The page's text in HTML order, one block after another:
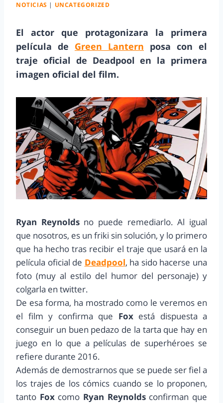
NOTICIAS | UNCATEGORIZED
El actor que protagonizara la primera
película de Green Lantern posa con el
traje oficial de Deadpool en la primera
imagen oficial del film.
Ryan Reynoldsno puede remediarlo. Al igual
que nosotros, es un friki sin solución, y lo primero
que ha hecho tras recibir el traje que usará en la
película oficial de Deadpool, ha sido hacerse una
foto (muy al estilo del humor del personaje) y
colgarla en twitter.
De esa forma, ha mostrado como le veremos en
el film y confirma que Foxestá dispuesta a
conseguir un buen pedazo de la tarta que hay en
juego en lo que a películas de superhéroes se
refiere durante 2016.
Además de demostrarnos que se puede ser fiel a
los trajes de los cómics cuando se lo proponen,
tanto Fox como Ryan Reynoldsconfirman que